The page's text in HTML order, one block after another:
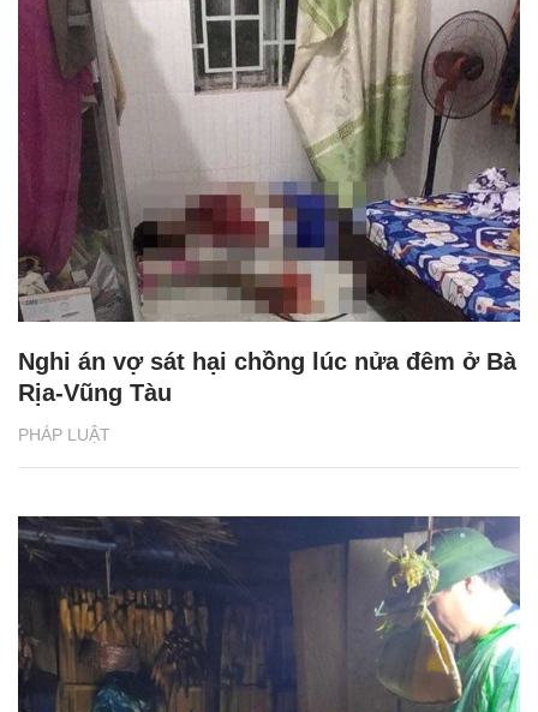
PHÁP LUẬT
Nghi án vợ sát hại chồng lúc nửa đêm ở Bà
Rịa-Vũng Tàu